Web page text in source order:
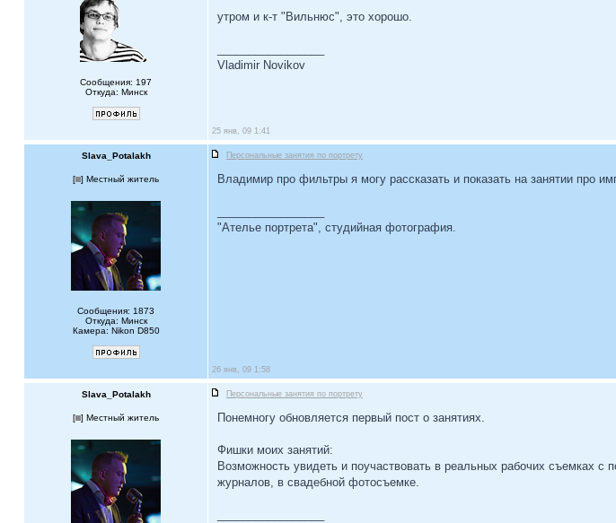
Сообщения: 197
Откуда: Минск
утром и к-т "Вильнюс", это хорошо.
Vladimir Novikov
25 янв, 09 1:41
Slava_Potalakh Персональные занятия по портрету
[ ] Местный житель
Сообщения: 1873
Откуда: Минск
Камера: Nikon D850
Владимир про фильтры я могу рассказать и показать на занятии про
"Ателье портрета", студийная фотография.
26 янв, 09 1:58
Slava_Potalakh Персональные занятия по портрету
[ ] Местный житель Понемногу обновляется первый пост о занятиях.
Фишки моих занятий:
Возможность увидеть и поучаствовать в реальных рабочих съемках
журналов, в свадебной фотосъемке.